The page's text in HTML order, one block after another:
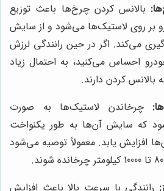
بالانس کردن چرخ‌ها باعث توزیع
بر روی لاستیک‌ها می‌شود و از سایش
می‌کند. اگر در حین رانندگی لرزش
احساس می‌کنید، به احتمال زیاد
بالانس کردن دارند.
چرخاندن لاستیک‌ها به صورت
که سایش آن‌ها به طور یکنواخت
افزایش یابد. معمولاً توصیه می‌شود
رانندگی با سرعت بالا باعث افزایش